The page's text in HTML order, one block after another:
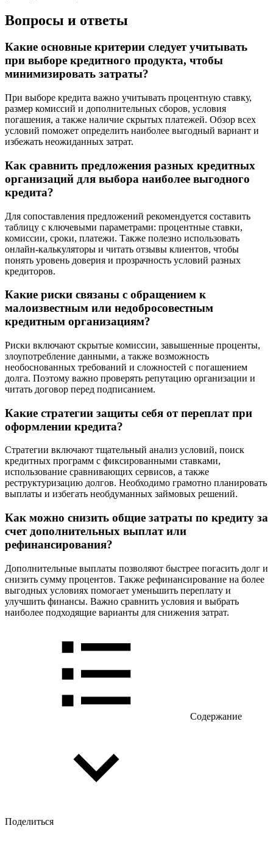
Вопросы и ответы
Какие основные критерии следует учитывать
при выборе кредитного продукта, чтобы
минимизировать затраты?
При выборе кредита важно учитывать процентную ставку,
размер комиссий и дополнительных сборов, условия
погашения, а также наличие скрытых платежей. Обзор всех
условий поможет определить наиболее выгодный вариант и
избежать неожиданных затрат.
Как сравнить предложения разных кредитных
организаций для выбора наиболее выгодного
кредита?
Для сопоставления предложений рекомендуется составить
таблицу с ключевыми параметрами: процентные ставки,
комиссии, сроки, платежи. Также полезно использовать
онлайн-калькуляторы и читать отзывы клиентов, чтобы
понять уровень доверия и прозрачность условий разных
кредиторов.
Какие риски связаны с обращением к
малоизвестным или недобросовестным
кредитным организациям?
Риски включают скрытые комиссии, завышенные проценты,
злоупотребление данными, а также возможность
необоснованных требований и сложностей с погашением
долга. Поэтому важно проверять репутацию организации и
читать договор перед подписанием.
Какие стратегии защиты себя от переплат при
оформлении кредита?
Стратегии включают тщательный анализ условий, поиск
кредитных программ с фиксированными ставками,
использование сравнивающих сервисов, а также
реструктуризацию долгов. Необходимо грамотно планировать
выплаты и избегать необдуманных займовых решений.
Как можно снизить общие затраты по кредиту за
счет дополнительных выплат или
рефинансирования?
Дополнительные выплаты позволяют быстрее погасить долг и
снизить сумму процентов. Также рефинансирование на более
выгодных условиях помогает уменьшить переплату и
улучшить финансы. Важно сравнить условия и выбрать
наиболее подходящие варианты для снижения затрат.
Содержание
Поделиться